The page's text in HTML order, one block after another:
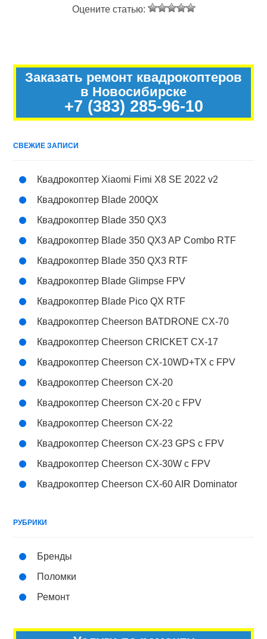
Оцените статью:
Заказать ремонт квадрокоптеров
в Новосибирске
+7 (383) 285-96-10
СВЕЖИЕ ЗАПИСИ
Квадрокоптер Xiaomi Fimi X8 SE 2022 v2
Квадрокоптер Blade 200QX
Квадрокоптер Blade 350 QX3
Квадрокоптер Blade 350 QX3 AP Combo RTF
Квадрокоптер Blade 350 QX3 RTF
Квадрокоптер Blade Glimpse FPV
Квадрокоптер Blade Pico QX RTF
Квадрокоптер Cheerson BATDRONE CX-70
Квадрокоптер Cheerson CRICKET CX-17
Квадрокоптер Cheerson CX-10WD+TX с FPV
Квадрокоптер Cheerson CX-20
Квадрокоптер Cheerson CX-20 c FPV
Квадрокоптер Cheerson CX-22
Квадрокоптер Cheerson CX-23 GPS с FPV
Квадрокоптер Cheerson CX-30W с FPV
Квадрокоптер Cheerson CX-60 AIR Dominator
РУБРИКИ
Бренды
Поломки
Ремонт